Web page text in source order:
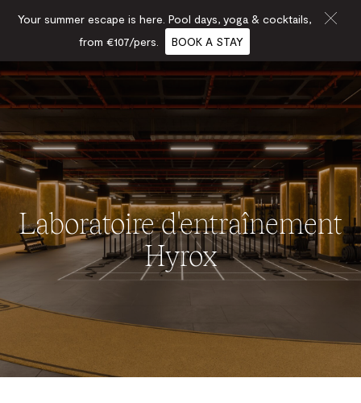
Laboratoire d'entraînement
Hyrox
Your summer escape is here. Pool days, yoga & cocktails,
from €107/pers.
BOOK A STAY